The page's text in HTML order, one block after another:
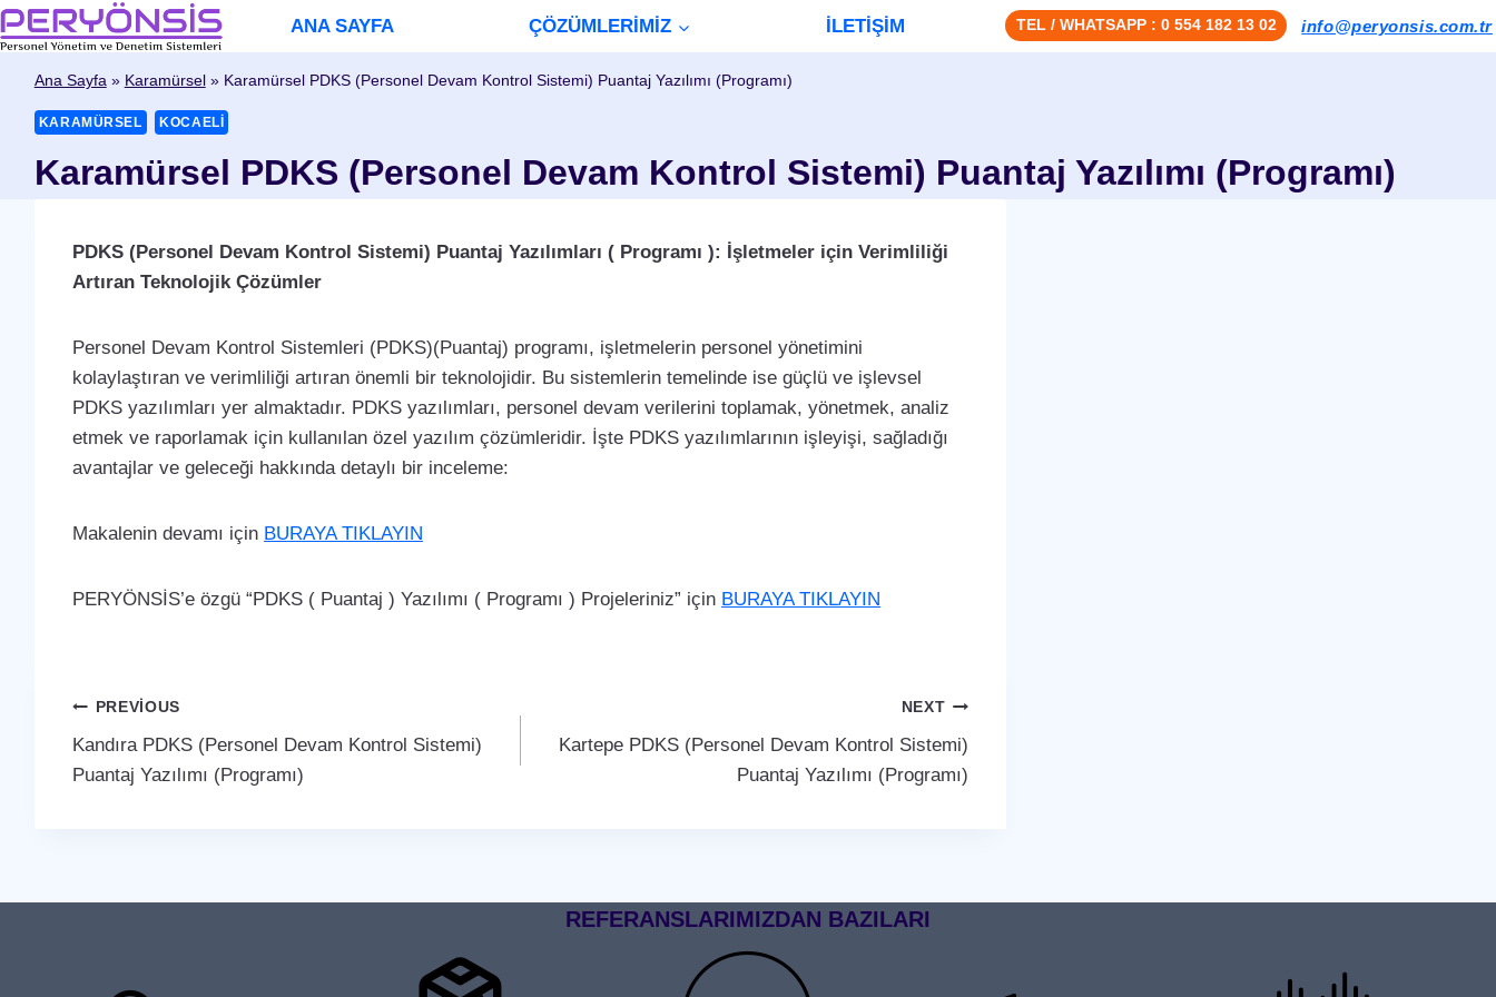
Skip
to
content
ANA SAYFA ÇÖZÜMLERİMİZ İLETİŞİM TEL / WHATSAPP : 0 554 182 13 02 info@peryonsis.com.tr
Ana Sayfa» Karamürsel» Karamürsel PDKS (Personel Devam Kontrol Sistemi) Puantaj Yazılımı (Programı)
KARAMÜRSEL KOCAELI
Karamürsel PDKS (Personel Devam Kontrol Sistemi) Puantaj Yazılımı (Programı)
PDKS (Personel Devam Kontrol Sistemi) Puantaj Yazılımları ( Programı ): İşletmeler için Verimliliği
Artıran Teknolojik Çözümler
Personel Devam Kontrol Sistemleri (PDKS)(Puantaj) programı, işletmelerin personel yönetimini
kolaylaştıran ve verimliliği artıran önemli bir teknolojidir. Bu sistemlerin temelinde ise güçlü ve işlevsel
PDKS yazılımları yer almaktadır. PDKS yazılımları, personel devam verilerini toplamak, yönetmek, analiz
etmek ve raporlamak için kullanılan özel yazılım çözümleridir. İşte PDKS yazılımlarının işleyişi, sağladığı
avantajlar ve geleceği hakkında detaylı bir inceleme:
Makalenin devamı için BURAYA TIKLAYIN
PERYÖNSİS’e özgü “PDKS ( Puantaj ) Yazılımı ( Programı ) Projeleriniz” için BURAYA TIKLAYIN
Yazı
gezinmesi
PREVIOUS
Kandıra PDKS (Personel Devam Kontrol Sistemi)
Puantaj Yazılımı (Programı)
NEXT
Kartepe PDKS (Personel Devam Kontrol Sistemi)
Puantaj Yazılımı (Programı)
REFERANSLARIMIZDAN BAZILARI